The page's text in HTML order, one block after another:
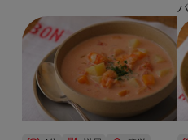
時間：5分】